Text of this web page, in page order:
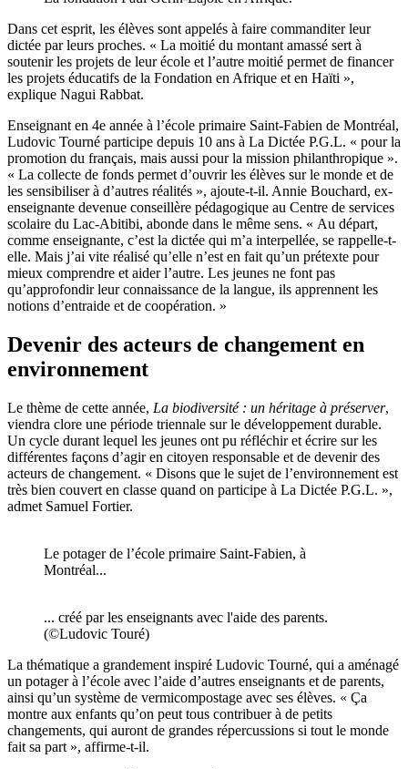
Dans cet esprit, les élèves sont appelés à faire commanditer leur
dictée par leurs proches. « La moitié du montant amassé sert à
soutenir les projets de leur école et l’autre moitié permet de financer
les projets éducatifs de la Fondation en Afrique et en Haïti »,
explique Nagui Rabbat.
Enseignant en 4e année à l’école primaire Saint-Fabien de Montréal,
Ludovic Tourné participe depuis 10 ans à La Dictée P.G.L. « pour la
promotion du français, mais aussi pour la mission philanthropique ».
« La collecte de fonds permet d’ouvrir les élèves sur le monde et de
les sensibiliser à d’autres réalités », ajoute-t-il. Annie Bouchard, ex-
enseignante devenue conseillère pédagogique au Centre de services
scolaire du Lac-Abitibi, abonde dans le même sens. « Au départ,
comme enseignante, c’est la dictée qui m’a interpellée, se rappelle-t-
elle. Mais j’ai vite réalisé qu’elle n’est en fait qu’un prétexte pour
mieux comprendre et aider l’autre. Les jeunes ne font pas
qu’approfondir leur connaissance de la langue, ils apprennent les
notions d’entraide et de coopération. »
Devenir des acteurs de changement en
environnement
Le thème de cette année, La biodiversité : un héritage à préserver,
viendra clore une période triennale sur le développement durable.
Un cycle durant lequel les jeunes ont pu réfléchir et écrire sur les
différentes façons d’agir en citoyen responsable et de devenir des
acteurs de changement. « Disons que le sujet de l’environnement est
très bien couvert en classe quand on participe à La Dictée P.G.L. »,
admet Samuel Fortier.
Le potager de l’école primaire Saint-Fabien, à
Montréal...
... créé par les enseignants avec l'aide des parents.
(©Ludovic Touré)
La thématique a grandement inspiré Ludovic Tourné, qui a aménagé
un potager à l’école avec l’aide d’autres enseignants et de parents,
ainsi qu’un système de vermicompostage avec ses élèves. « Ça
montre aux enfants qu’on peut tous contribuer à de petits
changements, qui auront de grandes répercussions si tout le monde
fait sa part », affirme-t-il.